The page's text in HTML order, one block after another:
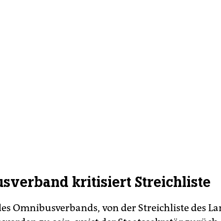
kritisiert Streichliste
Omnibusverbands, von der Streichliste des